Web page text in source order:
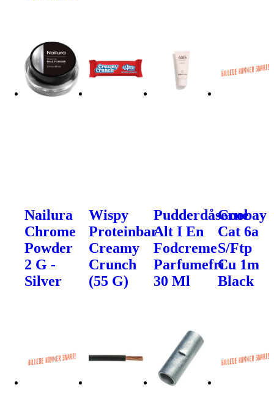
Nailura
Chrome
Powder
2 G -
Silver
Wispy
Proteinbar
Creamy
Crunch
(55 G)
Pudderdåserne
Alt I En
Fodcreme
Parfumefri
30 Ml
Goobay
Cat 6a
S/Ftp
Cu 1m
Black